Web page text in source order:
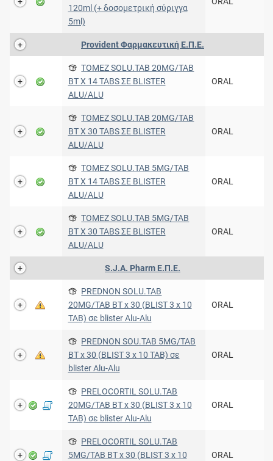
120ml (+ δοσομετρική σύριγγα
5ml)
Provident Φαρμακευτική Ε.Π.Ε.
TOMEZ SOLU.TAB 20MG/TAB
BT X 14 TABS ΣΕ BLISTER
ALU/ALU
ORAL
TOMEZ SOLU.TAB 20MG/TAB
BT X 30 TABS ΣΕ BLISTER
ALU/ALU
ORAL
TOMEZ SOLU.TAB 5MG/TAB
BT X 14 TABS ΣΕ BLISTER
ALU/ALU
ORAL
TOMEZ SOLU.TAB 5MG/TAB
BT X 30 TABS ΣΕ BLISTER
ALU/ALU
ORAL
S.J.A. Pharm Ε.Π.Ε.
PREDNON SOLU.TAB
20MG/TAB BT x 30 (BLIST 3 x 10
TAB) σε blister Alu-Alu
ORAL
PREDNON SOU.TAB 5MG/TAB
BT x 30 (BLIST 3 x 10 TAB) σε
blister Alu-Alu
ORAL
PRELOCORTIL SOLU.TAB
20MG/TAB BT x 30 (BLIST 3 x 10
TAB) σε blister Alu-Alu
ORAL
PRELOCORTIL SOLU.TAB
5MG/TAB BT x 30 (BLIST 3 x 10
ORAL